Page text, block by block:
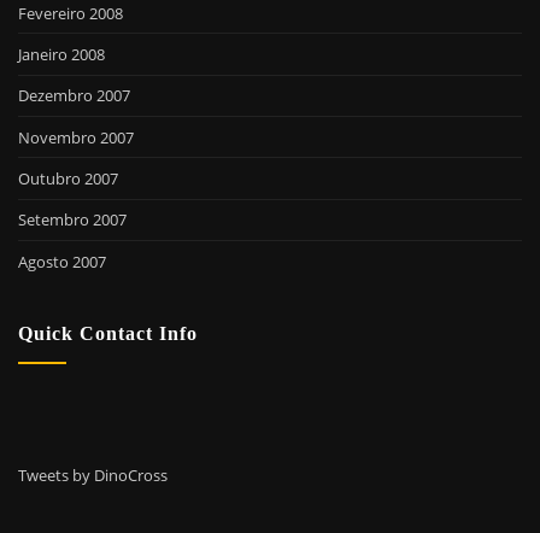
Fevereiro 2008
Janeiro 2008
Dezembro 2007
Novembro 2007
Outubro 2007
Setembro 2007
Agosto 2007
Quick Contact Info
Tweets by DinoCross